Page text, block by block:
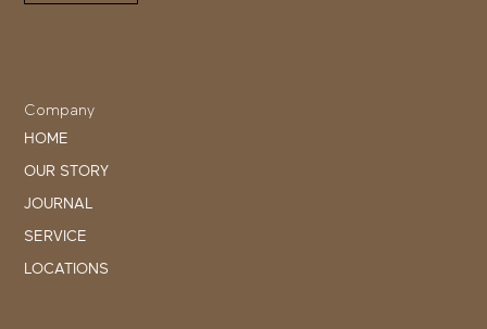
Company
HOME
OUR STORY
JOURNAL
SERVICE
LOCATIONS